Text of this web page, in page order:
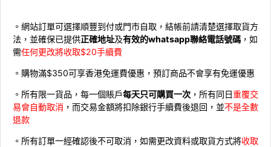
。網站訂單可選擇順豐到付或門市自取，結帳前請清楚選擇取貨方
法，並確保已提供正確地址及有效的whatsapp聯絡電話號碼 ，如
需任何更改將收取$20手續費
。購物滿$350可享香港免運費優惠，預訂商品不會享有免運優惠
。所有限一貨品，每一個賬戶每天只可購買一次 ，所有同日重覆交
易會自動取消 ，而交易金額將扣除銀行手續費後退回，並不是全數
退款
。所有訂單一經確認後不可取消，如需更改資料或取貨方式將收取